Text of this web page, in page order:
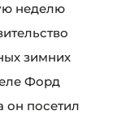
неделю
зимних
Форд
он посетил